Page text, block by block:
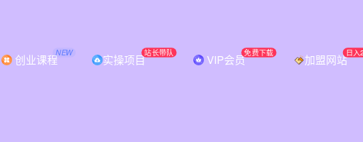
创业课程NEW 实操项目站长带队 VIP会员免费下载 加盟网站日入